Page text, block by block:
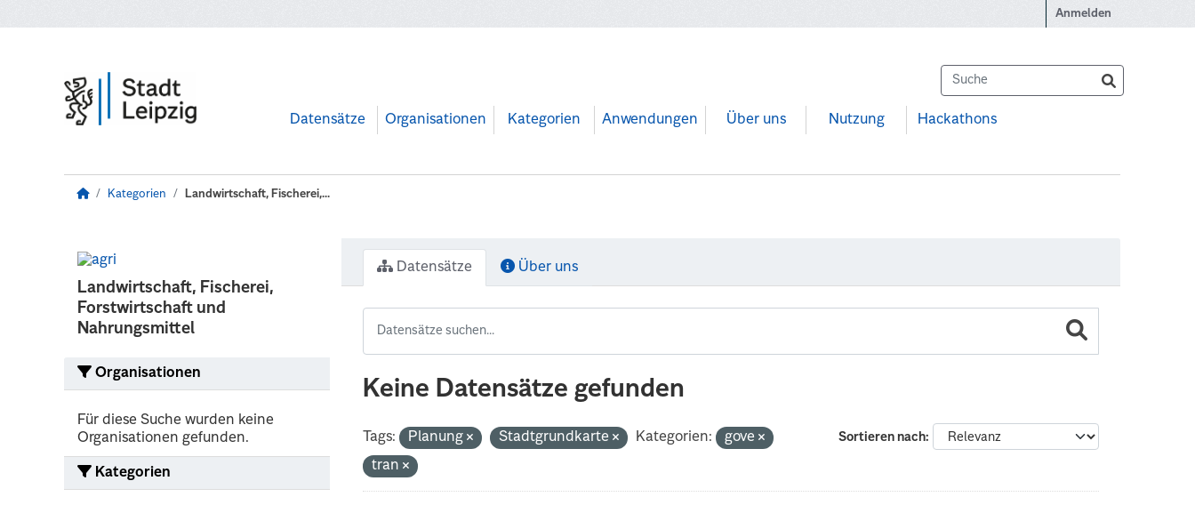
Anmelden
Datensätze Organisationen Kategorien Anwendungen Über uns Nutzung Hackathons
Kategorien Landwirtschaft, Fischerei,...
Landwirtschaft, Fischerei,
Forstwirtschaft und
Nahrungsmittel
Organisationen
Für diese Suche wurden keine
Organisationen gefunden.
Kategorien
Datensätze Über uns
Keine Datensätze gefunden
Sortieren nach
Tags: Planung Stadtgrundkarte Kategorien:
gove
tran